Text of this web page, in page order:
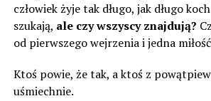
człowiek żyje tak długo, jak długo
szukają, ale czy wszyscy znajdują?
od pierwszego wejrzenia i jedna
Ktoś powie, że tak, a ktoś z
uśmiechnie.